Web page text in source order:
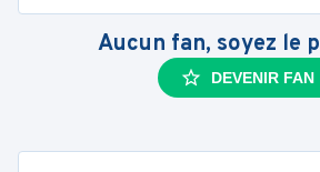
Aucun fan, soyez le
DEVENIR FAN